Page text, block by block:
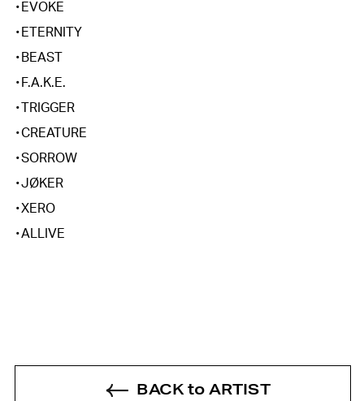
・EVOKE
・ETERNITY
・BEAST
・F.A.K.E.
・TRIGGER
・CREATURE
・SORROW
・JØKER
・XERO
・ALLIVE
BACK to ARTIST